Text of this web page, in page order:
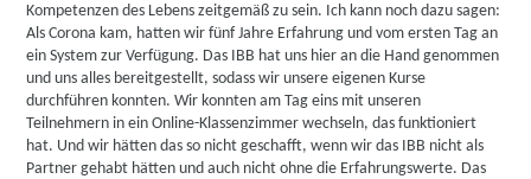
Kompetenzen des Lebens zeitgemäß zu sein. Ich kann noch dazu sagen:
Als Corona kam, hatten wir fünf Jahre Erfahrung und vom ersten Tag an
ein System zur Verfügung. Das IBB hat uns hier an die Hand genommen
und uns alles bereitgestellt, sodass wir unsere eigenen Kurse
durchführen konnten. Wir konnten am Tag eins mit unseren
Teilnehmern in ein Online-Klassenzimmer wechseln, das funktioniert
hat. Und wir hätten das so nicht geschafft, wenn wir das IBB nicht als
Partner gehabt hätten und auch nicht ohne die Erfahrungswerte. Das